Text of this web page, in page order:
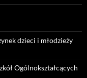
dzieci i młodzieży
Ogólnokształcących